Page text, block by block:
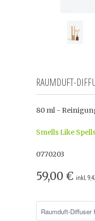
RAUMDUFT-
80 ml -
Smells Like
0770203
59,00 € inkl.